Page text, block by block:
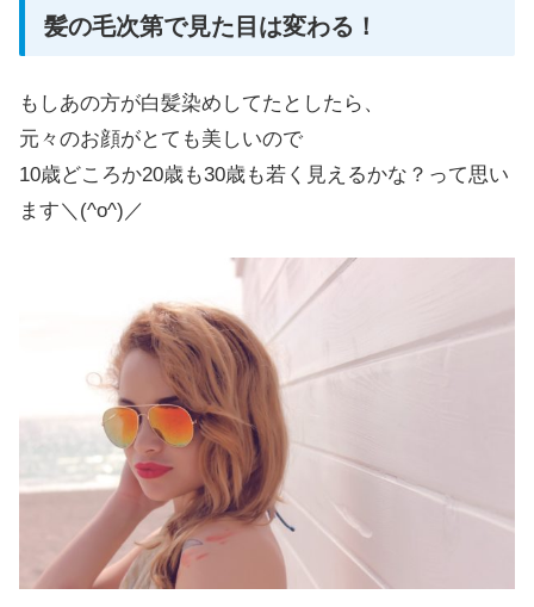
髪の毛次第で見た目は変わる！
もしあの方が白髪染めしてたとしたら、
元々のお顔がとても美しいので
10歳どころか20歳も30歳も若く見えるかな？って思い
ます＼(^o^)／